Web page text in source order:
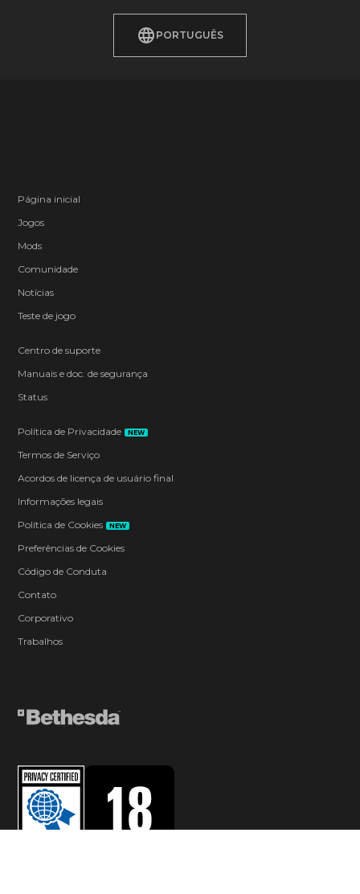
PORTUGUÊS
Página inicial
Jogos
Mods
Comunidade
Notícias
Teste de jogo
Centro de suporte
Manuais e doc. de segurança
Status
Política de Privacidade NEW
Termos de Serviço
Acordos de licença de usuário final
Informações legais
Política de Cookies
NEW
Preferências de Cookies
Código de Conduta
Contato
Corporativo
Trabalhos